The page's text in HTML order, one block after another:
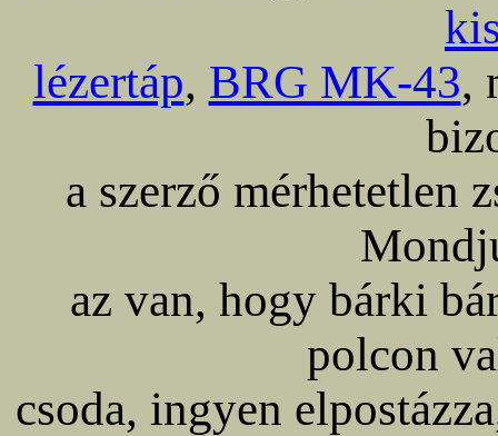
lézertáp, BRG MK-43,
a szerző mérhetetlen
az van, hogy bárki
polcon
csoda, ingyen